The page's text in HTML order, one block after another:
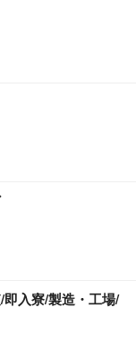
即入寮/製造・工場/